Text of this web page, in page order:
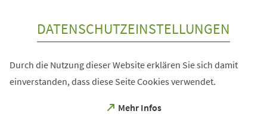
DATENSCHUTZEINSTELLUNGEN
Durch die Nutzung dieser Website erklären Sie sich damit
einverstanden, dass diese Seite Cookies verwendet.
Mehr Infos
(Öffnet